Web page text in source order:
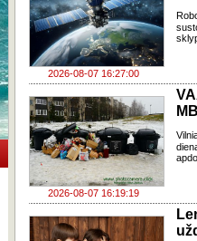
2026-08-07 16:27:00
2026-08-07 16:19:19